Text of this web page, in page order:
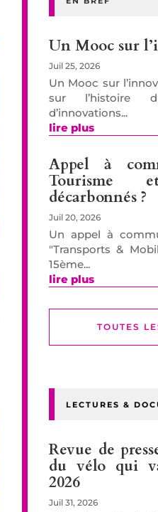
Un Mooc sur
Juil 25, 2026
Un Mooc sur
sur l’histoire
d’innovations...
lire plus
Appel à
Tourisme
décarbonnés ?
Juil 20, 2026
Un appel à
"Transports &
15ème...
lire plus
TOUTES
LECTURES &
Revue de
du vélo qui
2026
Juil 31, 2026